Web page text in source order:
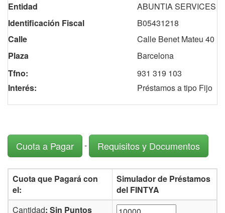
Entidad
ABUNTIA SERVICES
Identificación Fiscal
B05431218
Calle
Calle Benet Mateu 40
Plaza
Barcelona
Tfno:
931 319 103
Interés:
Préstamos a tipo Fijo
Cuota a Pagar - Requisitos y Documentos
Cuota que Pagará con
el:
Simulador de Préstamos
del FINTYA
Cantidad: Sin Puntos